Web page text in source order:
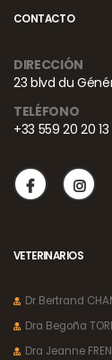
CONTACTO
DIRECCIÓN
23 blvd du
TELÉFONO
+33 559 20 20 13
VETERINARIOS
Dr Bertrand
Dra Begoña
Dra Jeanne